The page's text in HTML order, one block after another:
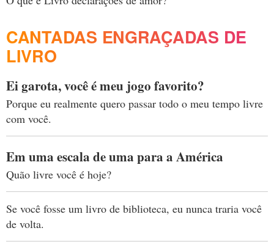
CANTADAS ENGRAÇADAS DE
LIVRO
Ei garota, você é meu jogo favorito?
Porque eu realmente quero passar todo o meu tempo livre
com você.
Em uma escala de uma para a América
Quão livre você é hoje?
Se você fosse um livro de biblioteca, eu nunca traria você
de volta.